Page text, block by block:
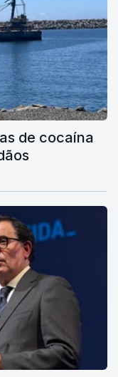
de cocaína